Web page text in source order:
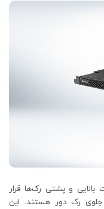
و پشتی رک‌ها قرار
جلوی رک دور هستند. این